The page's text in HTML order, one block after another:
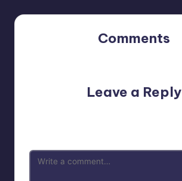
Comments
Leave a Reply